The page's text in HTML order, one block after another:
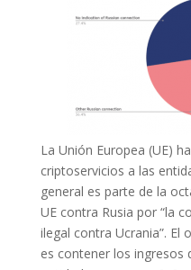
La Unión Europea (UE)
criptoservicios a las
general es parte de la
UE contra Rusia por “la
ilegal contra Ucrania”.
es contener los ingresos